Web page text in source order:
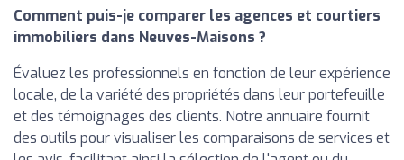
Comment puis-je comparer les agences et courtiers
immobiliers dans Neuves-Maisons ?
Évaluez les professionnels en fonction de leur expérience
locale, de la variété des propriétés dans leur portefeuille
et des témoignages des clients. Notre annuaire fournit
des outils pour visualiser les comparaisons de services et